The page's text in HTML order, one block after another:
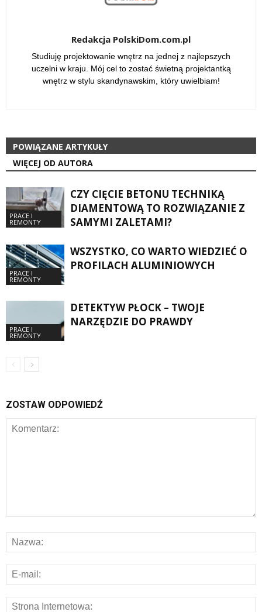
Redakcja PolskiDom.com.pl
Studiuję projektowanie wnętrz na jednej z najlepszych
uczelni w kraju. Mój cel to zostać świetną projektantką
wnętrz w stylu skandynawskim, który uwielbiam!
POWIĄZANE ARTYKUŁY
WIĘCEJ OD AUTORA
PRACE I
REMONTY
CZY CIĘCIE BETONU TECHNIKĄ
DIAMENTOWĄ TO ROZWIĄZANIE Z
SAMYMI ZALETAMI?
PRACE I
REMONTY
WSZYSTKO, CO WARTO WIEDZIEĆ O
PROFILACH ALUMINIOWYCH
PRACE I
REMONTY
DETEKTYW PŁOCK – TWOJE
NARZĘDZIE DO PRAWDY
ZOSTAW ODPOWIEDŹ